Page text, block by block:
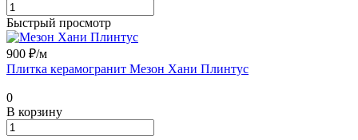
Быстрый просмотр
900 ₽/м
Плитка керамогранит Мезон Хани Плинтус
0
В корзину